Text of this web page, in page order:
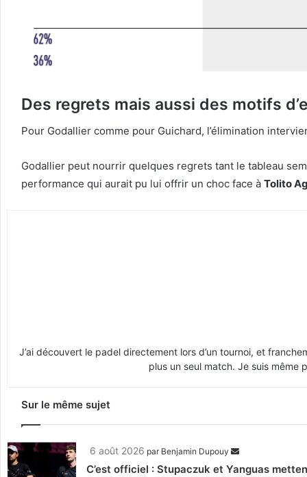
Des regrets mais aussi des motifs
Pour Godallier comme pour Guichard, l’élimination
Godallier peut nourrir quelques regrets tant le tableau
performance qui aurait pu lui offrir un choc face à Tolito
J’ai découvert le padel directement lors d’un tournoi, et
plus un seul match. Je suis même
Sur le même sujet
6 août 2026 par Benjamin Dupouy
C’est officiel : Stupaczuk et Yanguas